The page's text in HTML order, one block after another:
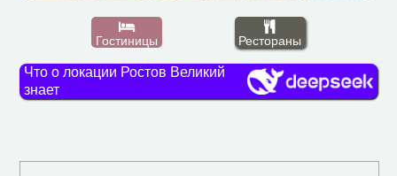
Гостиницы Рестораны
Что о локации Ростов Великий
знает